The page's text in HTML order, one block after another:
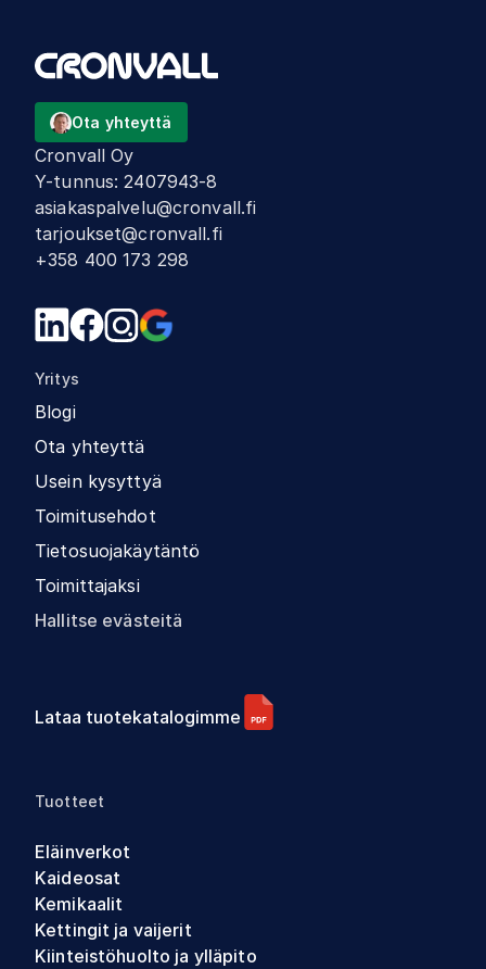
Ota yhteyttä
Cronvall Oy
Y-tunnus:2407943-8
asiakaspalvelu@cronvall.fi
tarjoukset@cronvall.fi
+358 400 173 298
Yritys
Blogi
Ota yhteyttä
Usein kysyttyä
Toimitusehdot
Tietosuojakäytäntö
Toimittajaksi
Hallitse evästeitä
Lataa tuotekatalogimme
Tuotteet
Eläinverkot
Kaideosat
Kemikaalit
Kettingit ja vaijerit
Kiinteistöhuolto ja ylläpito